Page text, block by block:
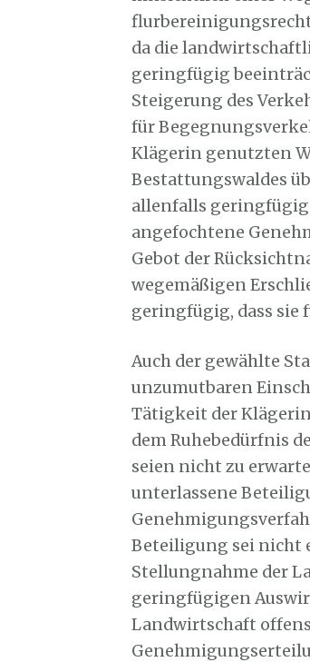
da die
geringfügig
Steigerung des
für
Klägerin genutzten
Bestattungswaldes
allenfalls
angefochtene
Gebot der
wegemäßigen
geringfügig, dass sie
Auch der gewählte
unzumutbaren
Tätigkeit der
dem Ruhebedürfnis
seien nicht zu
unterlassene
Beteiligung sei nicht
Stellungnahme der
geringfügigen
Landwirtschaft